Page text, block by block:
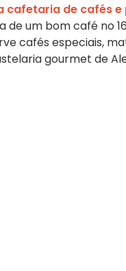
cafetaria de cafés
de um bom café no
cafés especiais,
gourmet de